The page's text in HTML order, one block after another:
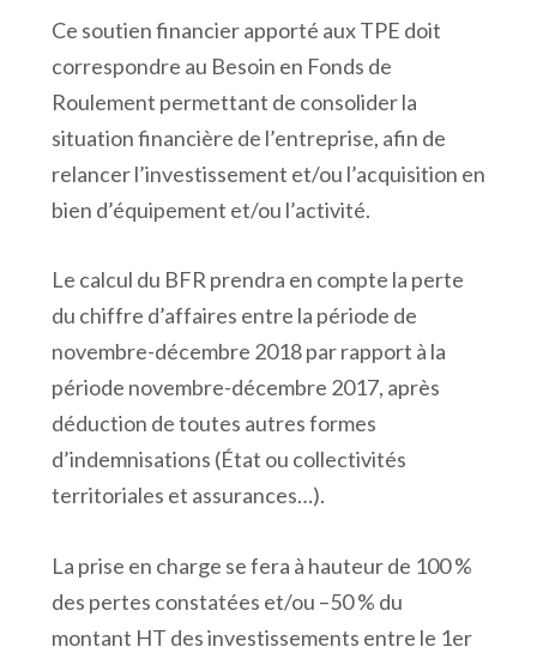
Ce soutien financier apporté aux TPE doit
correspondre au Besoin en Fonds de
Roulement permettant de consolider la
situation financière de l’entreprise, afin de
relancer l’investissement et/ou l’acquisition en
bien d’équipement et/ou l’activité.
Le calcul du BFR prendra en compte la perte
du chiffre d’affaires entre la période de
novembre-décembre 2018 par rapport à la
période novembre-décembre 2017, après
déduction de toutes autres formes
d’indemnisations (État ou collectivités
territoriales et assurances…).
La prise en charge se fera à hauteur de 100 %
des pertes constatées et/ou –50 % du
montant HT des investissements entre le 1er